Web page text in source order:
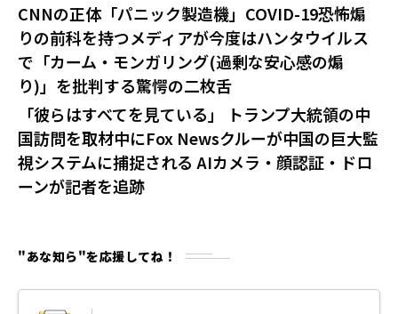
CNNの正体「パニック製造機」COVID-19恐怖煽
りの前科を持つメディアが今度はハンタウイルス
で「カーム・モンガリング(過剰な安心感の煽
り)」を批判する驚愕の二枚舌
「彼らはすべてを見ている」 トランプ大統領の中
国訪問を取材中にFox Newsクルーが中国の巨大監
視システムに捕捉される AIカメラ・顔認証・ドロ
ーンが記者を追跡
"あな知ら"を応援してね！